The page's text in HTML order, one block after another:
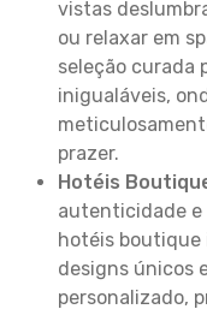
vistas
ou relaxar em
seleção curada
inigualáveis,
prazer.
Hotéis
autenticidade e
hotéis boutique
designs únicos
personalizado,